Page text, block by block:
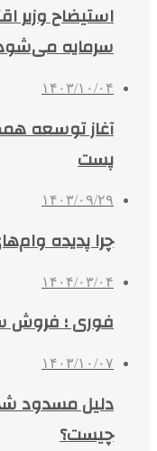
استیضاح وزیر
سرمایه
۱۴۰۳/۱۰/۰۴
آغاز توسعه
پست
۱۴۰۳/۰۹/۲۹
چرا پدیده
۱۴۰۴/۰۳/۰۴
فوری ؛ فروش
۱۴۰۳/۱۰/۰۷
دلیل مسدود
چیست؟